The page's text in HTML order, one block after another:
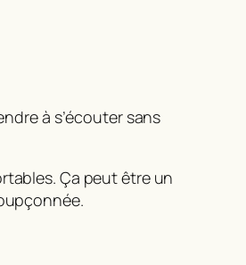
à s’écouter sans
Ça peut être un